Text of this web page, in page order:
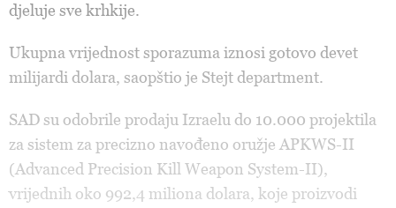
djeluje sve krhkije.
Ukupna vrijednost sporazuma iznosi gotovo devet
milijardi dolara, saopštio je Stejt department.
SAD su odobrile prodaju Izraelu do 10.000 projektila
za sistem za precizno navođeno oružje APKWS-II
(Advanced Precision Kill Weapon System-II),
vrijednih oko 992,4 miliona dolara, koje proizvodi